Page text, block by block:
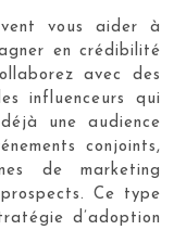
vous aider à
en crédibilité
avec des
influenceurs qui
une audience
conjoints,
de marketing
Ce type
d’adoption